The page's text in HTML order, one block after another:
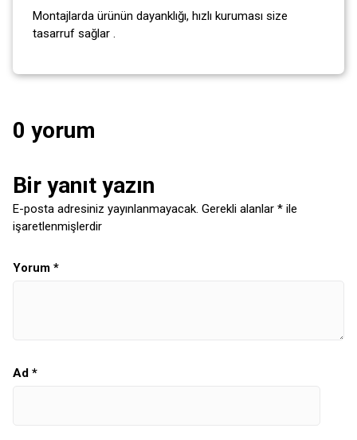
Montajlarda ürünün dayanklığı, hızlı kuruması size
tasarruf sağlar .
0 yorum
Bir yanıt yazın
E-posta adresiniz yayınlanmayacak. Gerekli alanlar * ile
işaretlenmişlerdir
Yorum *
Ad *